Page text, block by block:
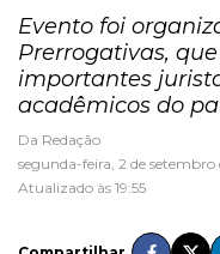
Evento foi
Prerrogativas,
importantes
acadêmicos do
Da Redação
segunda-feira, 2 de setembro
Atualizado às 19:55